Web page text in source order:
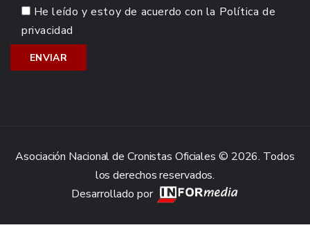
He leído y estoy de acuerdo con la Política de
privacidad
Asociación Nacional de Cronistas Oficiales © 2026. Todos
los derechos reservados.
Desarrollado por